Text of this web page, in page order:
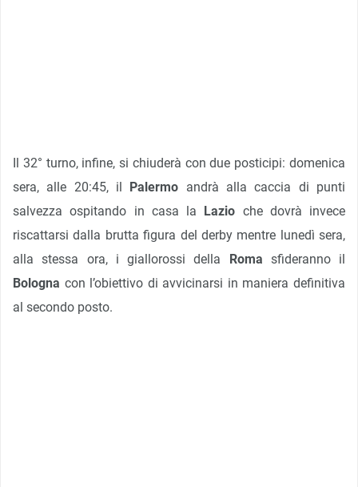
Il 32° turno, infine, si chiuderà con due posticipi: domenica
sera, alle 20:45, il Palermo andrà alla caccia di punti
salvezza ospitando in casa la Lazio che dovrà invece
riscattarsi dalla brutta figura del derby mentre lunedì sera,
alla stessa ora, i giallorossi della Roma sfideranno il
Bologna con l’obiettivo di avvicinarsi in maniera definitiva
al secondo posto.